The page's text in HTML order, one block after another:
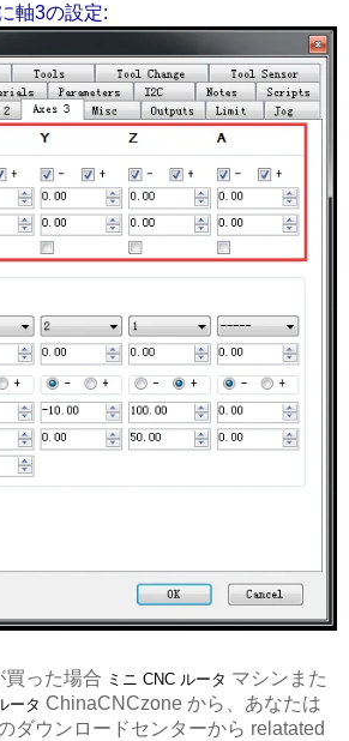
軸3の設定:
買った場合 ミニ CNC ルータ マシンまた
ータ ChinaCNCzone から、あなたは
ダウンロードセンターから relatated